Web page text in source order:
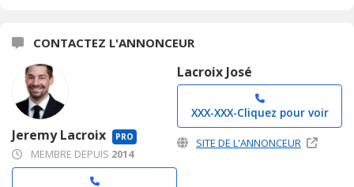
CONTACTEZ L'ANNONCEUR
Jeremy Lacroix PRO
MEMBRE DEPUIS 2014
Lacroix José
XXX-XXX-Cliquez pour voir
SITE DE L'ANNONCEUR